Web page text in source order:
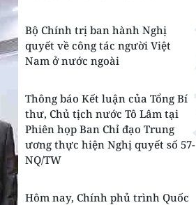
Bộ Chính trị ban hành Nghị
quyết về công tác người Việt
Nam ở nước ngoài
Thông báo Kết luận của Tổng Bí
thư, Chủ tịch nước Tô Lâm tại
Phiên họp Ban Chỉ đạo Trung
ương thực hiện Nghị quyết số 57-
NQ/TW
Hôm nay, Chính phủ trình Quốc